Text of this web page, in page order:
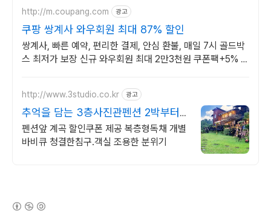
http://m.coupang.com 광고
쿠팡 쌍계사 와우회원 최대 87% 할인
쌍계사, 빠른 예약, 편리한 결제, 안심 환불, 매일 7시 골드박
스 최저가 보장 신규 와우회원 최대 2만3천원 쿠폰팩+5% 추
http://www.3studio.co.kr 광고
추억을 담는 3층사진관펜션 2박부터
바비큐숯 무료!!
펜션앞 계곡 할인쿠폰 제공 복층형독채 개별
바비큐 청결한침구.객실 조용한 분위기